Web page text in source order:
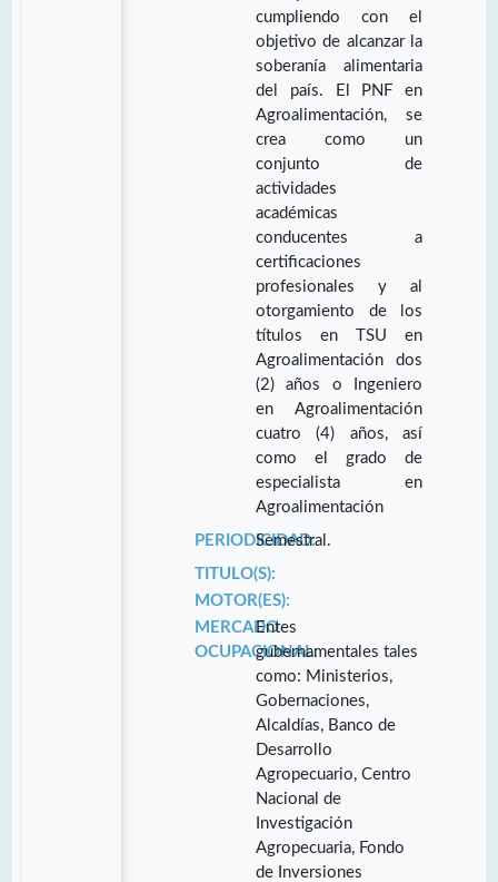
cumpliendo con el
objetivo de alcanzar la
soberanía alimentaria
del país. El PNF en
Agroalimentación, se
crea como un
conjunto de
actividades
académicas
conducentes a
certificaciones
profesionales y al
otorgamiento de los
títulos en TSU en
Agroalimentación dos
(2) años o Ingeniero
en Agroalimentación
cuatro (4) años, así
como el grado de
especialista en
Agroalimentación
PERIODICIDAD:
Semestral.
TITULO(S):
MOTOR(ES):
MERCADO
OCUPACIONAL:
Entes
gubernamentales tales
como: Ministerios,
Gobernaciones,
Alcaldías, Banco de
Desarrollo
Agropecuario, Centro
Nacional de
Investigación
Agropecuaria, Fondo
de Inversiones